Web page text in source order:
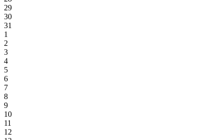
29
30
31
1
2
3
4
5
6
7
8
9
10
11
12